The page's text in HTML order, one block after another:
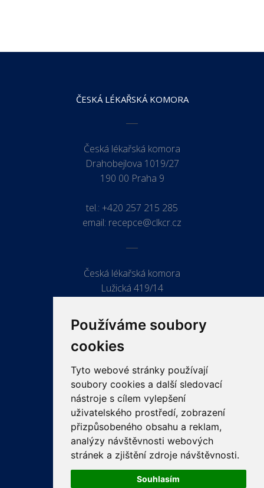
Používáme soubory
cookies
Tyto webové stránky používají
soubory cookies a další sledovací
nástroje s cílem vylepšení
uživatelského prostředí, zobrazení
přizpůsobeného obsahu a reklam,
analýzy návštěvnosti webových
stránek a zjištění zdroje návštěvnosti.
Souhlasím
ČESKÁ LÉKAŘSKÁ KOMORA
Česká lékařská komora
Drahobejlova 1019/27
190 00 Praha 9
tel.: +420 257 215 285
email: recepce@clkcr.cz
Česká lékařská komora
Lužická 419/14
ODKAZY
PRO LÉKAŘE
PRO VEŘEJNOST
VZDĚLÁVÁNÍ